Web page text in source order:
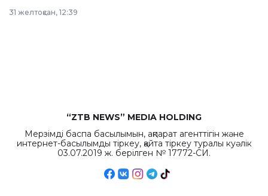
республиканского
31 желтоқсан, 12:39
“ZTB NEWS” MEDIA HOLDING
Мерзімді баспа басылымын, ақпарат агенттігін және
интернет-басылымды тіркеу, қайта тіркеу туралы куәлік
03.07.2019 ж. берілген № 17772-СИ.